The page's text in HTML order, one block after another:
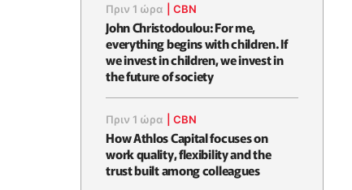
Πριν 1 ώρα |CBN
John Christodoulou: For me,
everything begins with children. If
we invest in children, we invest in
the future of society
Πριν 1 ώρα |CBN
How Athlos Capital focuses on
work quality, flexibility and the
trust built among colleagues